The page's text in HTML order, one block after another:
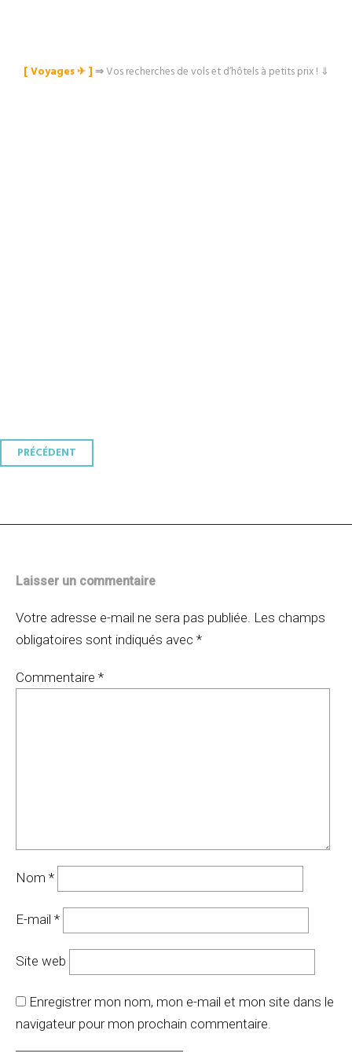
[ Voyages ✈︎ ]⇒Vos recherches de vols et d’hôtels à petits prix ! ⇓
Navigation
PRÉCÉDENT
Laisser un commentaire
Votre adresse e-mail ne sera pas publiée. Les champs
obligatoires sont indiqués avec *
Commentaire *
Nom *
E-mail *
Site web
Enregistrer mon nom, mon e-mail et mon site dans le
navigateur pour mon prochain commentaire.